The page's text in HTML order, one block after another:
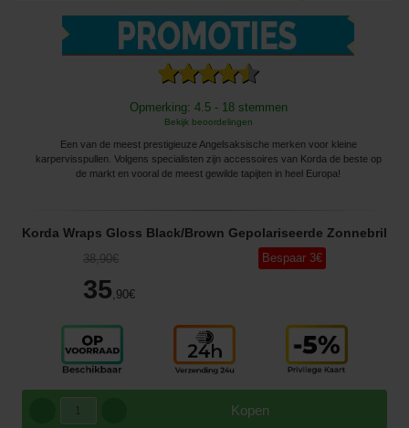
Opmerking: 4.5 - 18 stemmen
Bekijk beoordelingen
Een van de meest prestigieuze Angelsaksische merken voor kleine
karpervisspullen. Volgens specialisten zijn accessoires van Korda de beste op
de markt en vooral de meest gewilde tapijten in heel Europa!
Korda Wraps Gloss Black/Brown Gepolariseerde Zonnebril
38,90€
35 ,90€
Bespaar 3€
Kopen